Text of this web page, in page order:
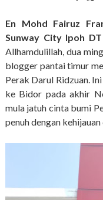
En Mohd Fairuz
Sunway City Ipoh
Allhamdulillah, dua
blogger pantai timur
Perak Darul Ridzuan.
ke Bidor pada akhir
mula jatuh cinta bumi
penuh dengan